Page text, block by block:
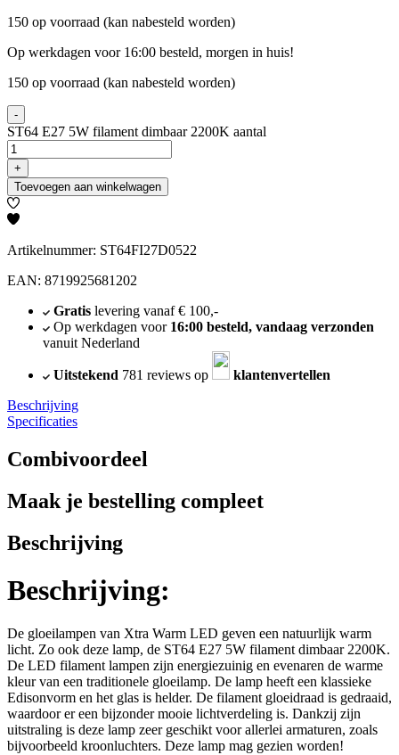
150 op voorraad (kan nabesteld worden)
Op werkdagen voor 16:00 besteld, morgen in huis!
150 op voorraad (kan nabesteld worden)
-
ST64 E27 5W filament dimbaar 2200K aantal
+
Toevoegen aan winkelwagen
Artikelnummer: ST64FI27D0522
EAN: 8719925681202
Gratislevering vanaf € 100,-
Op werkdagen voor 16:00 besteld, vandaag verzonden
vanuit Nederland
Uitstekend 781 reviews op
klantenvertellen
Beschrijving
Specificaties
Combivoordeel
Maak je bestelling compleet
Beschrijving
Beschrijving:
De gloeilampen van Xtra Warm LED geven een natuurlijk warm
licht. Zo ook deze lamp, de ST64 E27 5W filament dimbaar 2200K.
De LED filament lampen zijn energiezuinig en evenaren de warme
kleur van een traditionele gloeilamp. De lamp heeft een klassieke
Edisonvorm en het glas is helder. De filament gloeidraad is gedraaid,
waardoor er een bijzonder mooie lichtverdeling is. Dankzij zijn
uitstraling is deze lamp zeer geschikt voor allerlei armaturen, zoals
bijvoorbeeld kroonluchters. Deze lamp mag gezien worden!